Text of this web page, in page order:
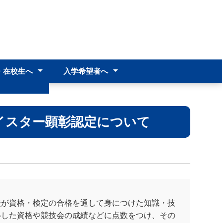
在校生へ 入学希望者へ
中学生･中学校教諭の皆様へ
入試情報
ター顕彰認定について
資格・検定の合格を通して身につけた知識・技
た資格や競技会の成績などに点数をつけ、その